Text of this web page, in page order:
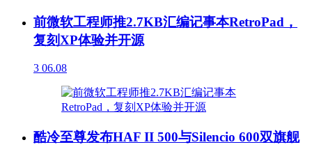
前微软工程师推2.7KB汇编记事本RetroPad，
复刻XP体验并开源
3 06.08
酷冷至尊发布HAF II 500与Silencio 600双旗舰